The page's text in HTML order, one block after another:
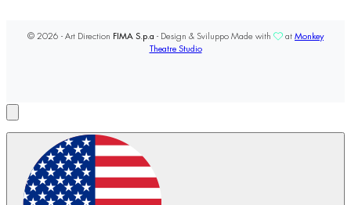
© 2026 - Art Direction FIMA S.p.a - Design & Sviluppo Made with at Monkey
Theatre Studio